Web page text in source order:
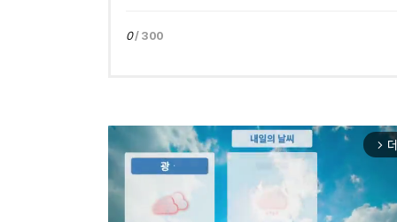
0/ 300
arrow_forward_ios